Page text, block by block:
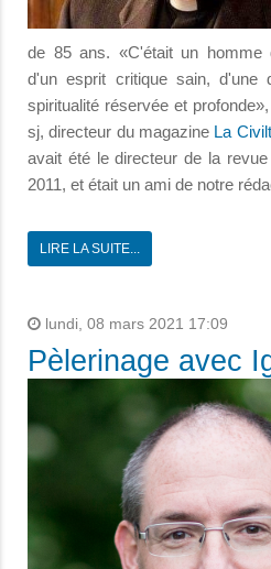
de 85 ans. «C'était un homme
d'un esprit critique sain, d'une
spiritualité réservée et
sj, directeur du magazine La
avait été le directeur de la
2011, et était un ami de notre
LIRE LA SUITE...
lundi, 08 mars 2021 17:09
Pèlerinage avec